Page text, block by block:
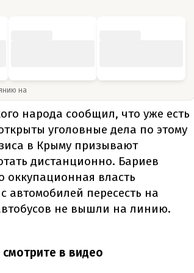
на
народа сообщил, что уже есть
уголовные дела по этому
в Крыму призывают
дистанционно. Бариев
оккупационная власть
автомобилей пересесть на
не вышли на линию.
в видео